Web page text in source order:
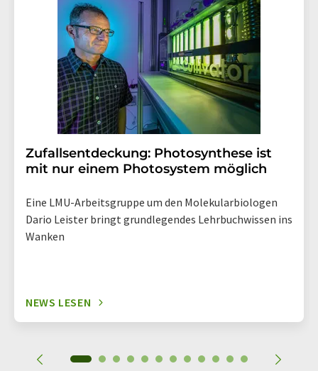
widerruf@lumitos.com mit Wirkung für die Zukunft
widerrufen. Zudem ist in jeder E-Mail ein Link zur
Abbestellung des entsprechenden Newsletters
enthalten.
Zufallsentdeckung: Photosynthese ist
mit nur einem Photosystem möglich
Eine LMU-Arbeitsgruppe um den Molekularbiologen
Dario Leister bringt grundlegendes Lehrbuchwissen ins
Wanken
NEWS LESEN